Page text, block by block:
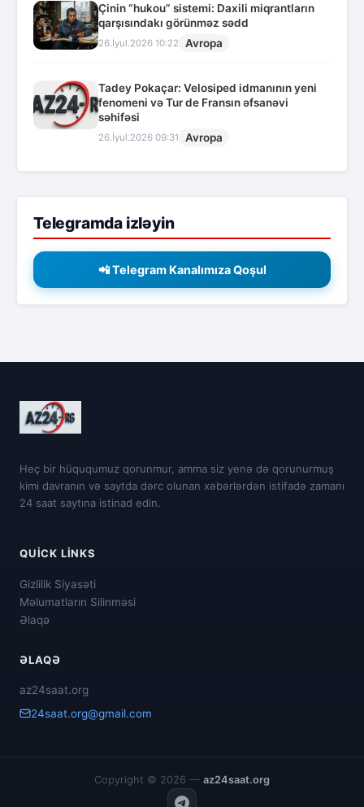
Çinin “hukou” sistemi: Daxili miqrantların
qarşısındakı görünməz sədd
26.İyul.2026 10:22 Avropa
Tadey Pokaçar: Velosiped idmanının yeni
fenomeni və Tur de Fransın əfsanəvi
səhifəsi
26.İyul.2026 09:31 Avropa
Telegramda izləyin
📲 Telegram Kanalımıza Qoşul
Heç bir hüququmuz qorunmur, amma siz yenə də qorunurmuş
kimi davranın və saytda dərc olunan xəbərlərdən istifadə zamanı
24 saat saytına istinad edin.
QUICK LINKS
Gizlilik Siyasəti
Məlumatların Silinməsi
Əlaqə
ƏLAQƏ
az24saat.org
24saat.org@gmail.com
Copyright © 2026 — az24saat.org